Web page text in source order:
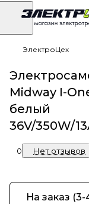
ЭлектроЦех
Midway I-
белый
36V/350W/
0 Нет отзывов
На заказ